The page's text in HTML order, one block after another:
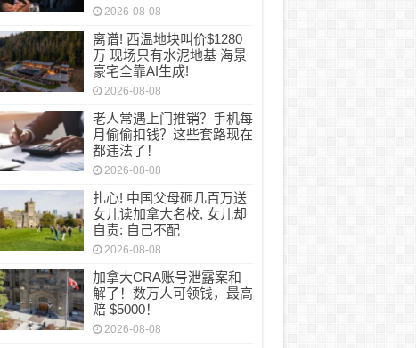
2026-08-08
离谱! 西温地块叫价$1280
万 现场只有水泥地基 海景
豪宅全靠AI生成!
2026-08-08
老人常遇上门推销？手机每
月偷偷扣钱？这些套路现在
都违法了！
2026-08-08
扎心! 中国父母砸几百万送
女儿读加拿大名校, 女儿却
自责: 自己不配
2026-08-08
加拿大CRA账号泄露案和
解了！数万人可领钱，最高
赔 $5000！
2026-08-08